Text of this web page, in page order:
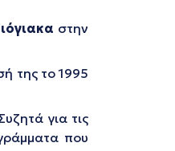
στην
της το 1995
για τις
που